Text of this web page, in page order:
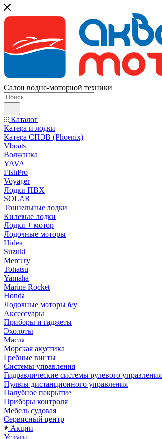
Салон водно-моторной техники
Каталог
Катера и лодки
Катера СПЭВ (Phoenix)
Vboats
Волжанка
YAVA
FishPro
Voyager
Лодки ПВХ
SOLAR
Тоннельные лодки
Килевые лодки
Лодки + мотор
Лодочные моторы
Hidea
Suzuki
Mercury
Tohatsu
Yamaha
Marine Rocket
Honda
Лодочные моторы б/у
Аксессуары
Приборы и гаджеты
Эхолоты
Масла
Морская акустика
Гребные винты
Системы управления
Гидравлические системы рулевого управления
Пульты дистанционного управления
Палубное покрытие
Приборы контроля
Мебель судовая
Сервисный центр
Акции
Услуги